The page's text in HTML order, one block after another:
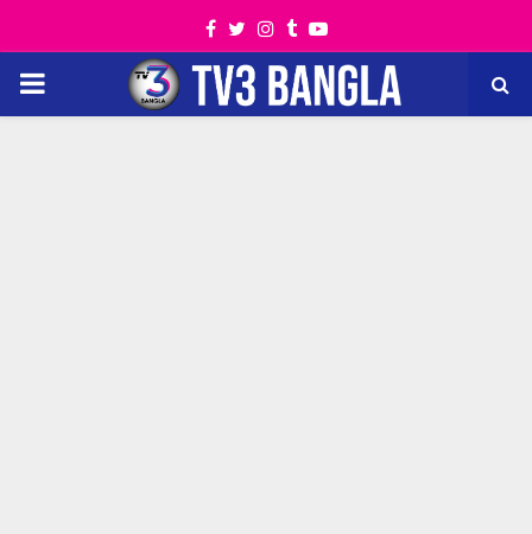
Facebook
TwitterInstagram
TumblrYoutube
PRIMARY